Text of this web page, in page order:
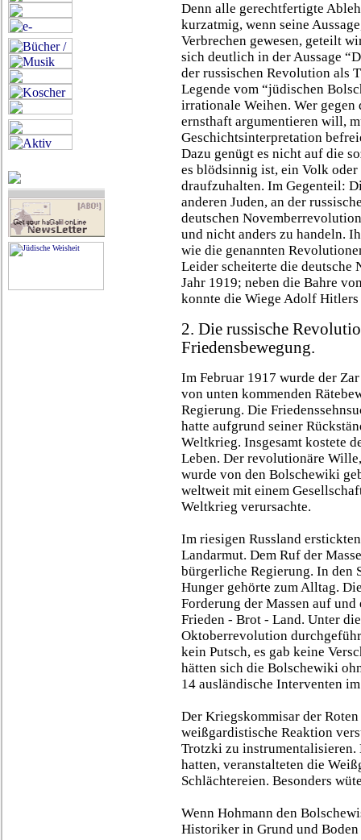
Denn alle gerechtfertigte
kurzatmig, wenn seine
Verbrechen gewesen, geteilt
sich deutlich in der Aussage
der russischen Revolution als
Legende vom “jüdischen
irrationale Weihen. Wer
ernsthaft argumentieren will,
Geschichtsinterpretation
Dazu genügt es nicht auf die
es blödsinnig ist, ein Volk
draufzuhalten. Im Gegenteil:
anderen Juden, an der
deutschen
und nicht anders zu handeln.
wie die genannten
Leider scheiterte die
Jahr 1919; neben die Bahre
konnte die Wiege Adolf
2. Die russische
Friedensbewegung.
Im Februar 1917 wurde der
von unten kommenden
Regierung. Die
hatte aufgrund seiner
Weltkrieg. Insgesamt kostete
Leben. Der revolutionäre
wurde von den Bolschewiki
weltweit mit einem
Weltkrieg verursachte.
Im riesigen Russland
Landarmut. Dem Ruf der
bürgerliche Regierung. In den
Hunger gehörte zum Alltag.
Forderung der Massen auf
Frieden - Brot - Land. Unter
Oktoberrevolution
kein Putsch, es gab keine
hätten sich die Bolschewiki
14 ausländische Interventen
Der Kriegskommisar der
weißgardistische Reaktion
Trotzki zu
hatten, veranstalteten die
Schlächtereien. Besonders
Wenn Hohmann den
Historiker in Grund und